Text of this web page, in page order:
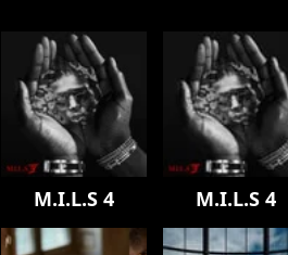
M.I.L.S 4 M.I.L.S 4